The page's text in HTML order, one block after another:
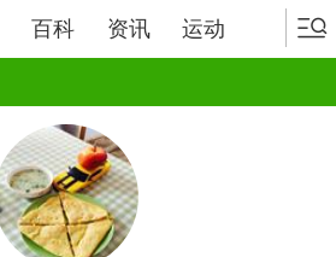
百科 资讯 运动